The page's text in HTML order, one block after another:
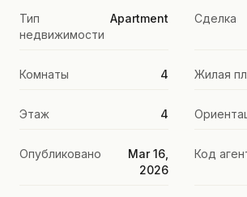
Тип
недвижимости
Apartment Сделка
Комнаты 4 Жилая
Этаж 4
Опубликовано
Mar 16,
2026
Код